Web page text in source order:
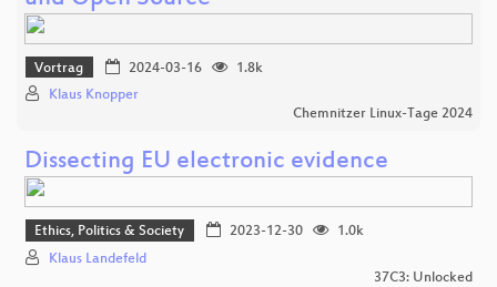
Vortrag 2024-03-16
1.8k
Klaus Knopper
Chemnitzer Linux-Tage 2024
Dissecting EU electronic evidence
Ethics, Politics & Society 2023-12-30
1.0k
Klaus Landefeld
37C3: Unlocked